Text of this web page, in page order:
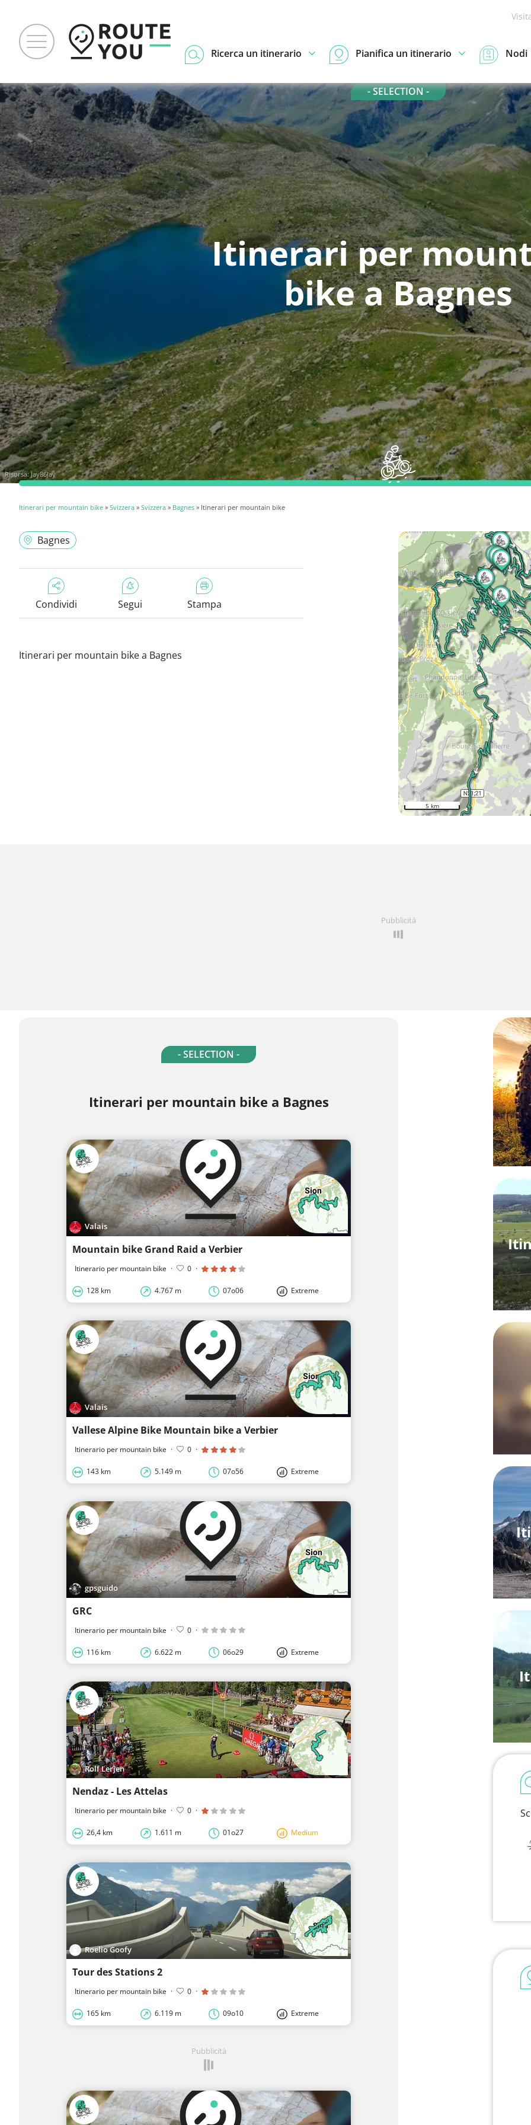
Ricerca un itinerario Pianifica un itinerario Nodi
- SELECTION -
Itinerari per
bike a Bagnes
Risorsa:Jay86Jay
Itinerari per mountain bike » Svizzera » Svizzera » Bagnes » Itinerari per mountain bike
Bagnes
Condividi Segui Stampa
Itinerari per mountain bike a Bagnes
5 km
Pubblicità
- SELECTION -
Itinerari per mountain bike a Bagnes
Valais
Mountain bike Grand Raid a Verbier
Itinerario per mountain bike · 0 ·
128 km 4.767 m 07o06 Extreme
Valais
Vallese Alpine Bike Mountain bike a Verbier
Itinerario per mountain bike · 0 ·
143 km 5.149 m 07o56 Extreme
gpsguido
GRC
Itinerario per mountain bike · 0 ·
116 km 6.622 m 06o29 Extreme
Rolf Lerjen
Nendaz - Les Attelas
Itinerario per mountain bike · 0 ·
26,4 km 1.611 m 01o27 Medium
Roelio Goofy
Tour des Stations 2
Itinerario per mountain bike · 0 ·
165 km 6.119 m 09o10 Extreme
Pubblicità